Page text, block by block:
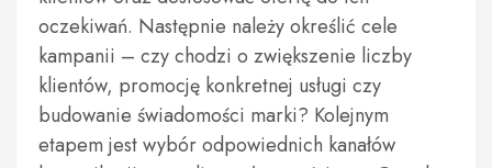
oczekiwań. Następnie należy określić cele
kampanii – czy chodzi o zwiększenie liczby
klientów, promocję konkretnej usługi czy
budowanie świadomości marki? Kolejnym
etapem jest wybór odpowiednich kanałów